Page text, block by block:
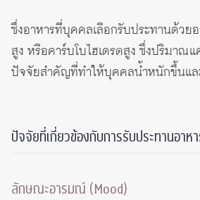
ซึ่งอาหารที่บุคคลเลือกรับประทานด้ว
สูง หรือคาร์บโบไฮเดรตสูง ซึ่งปริมาณ
ปัจจัยสำคัญที่ทำให้บุคคลน้ำหนักขึ้นแล
ปัจจัยที่เกี่ยวข้องกับการรับประทานอา
ลักษณะอารมณ์ (Mood)